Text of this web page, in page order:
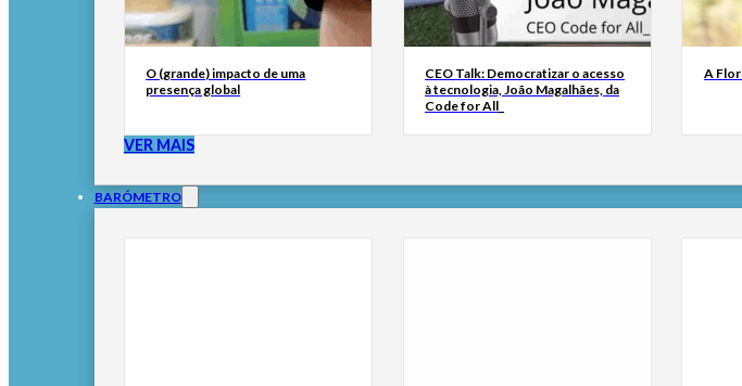
O (grande) impacto de uma
presença global
CEO Talk: Democratizar o acesso
à tecnologia, João Magalhães, da
Code for All_
A
VER MAIS
BARÓMETRO